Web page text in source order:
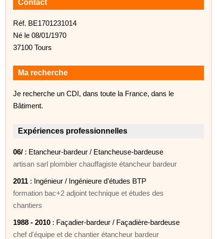
Contact
Réf. BE1701231014
Né le 08/01/1970
37100 Tours
Ma recherche
Je recherche un CDI, dans toute la France, dans le
Bâtiment.
Expériences professionnelles
06/ : Etancheur-bardeur / Etancheuse-bardeuse
artisan sarl plombier chauffagiste étancheur bardeur
2011 : Ingénieur / Ingénieure d'études BTP
formation bac+2 adjoint technique et études des
chantiers
1988 - 2010 : Façadier-bardeur / Façadière-bardeuse
chef d'équipe et de chantier étancheur bardeur